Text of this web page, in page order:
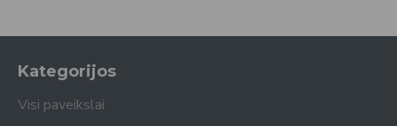
Kategorijos
Visi paveikslai